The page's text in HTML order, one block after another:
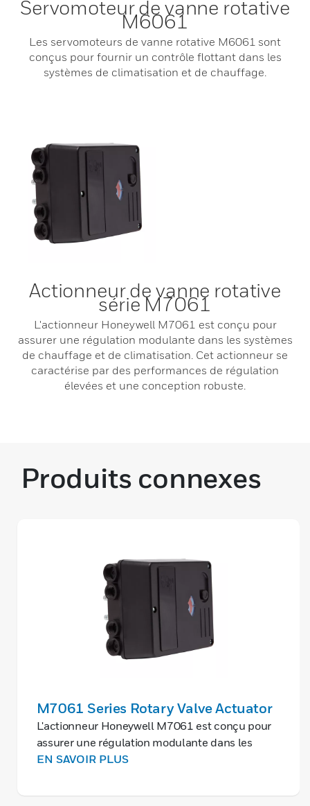
Servomoteur de vanne rotative
M6061
Les servomoteurs de vanne rotative M6061 sont
conçus pour fournir un contrôle flottant dans les
systèmes de climatisation et de chauffage.
Actionneur de vanne rotative
série M7061
L'actionneur Honeywell M7061 est conçu pour
assurer une régulation modulante dans les systèmes
de chauffage et de climatisation. Cet actionneur se
caractérise par des performances de régulation
élevées et une conception robuste.
Produits connexes
M7061 Series Rotary Valve Actuator
L'actionneur Honeywell M7061 est conçu pour
assurer une régulation modulante dans les
systèmes de chauffage et de climatisation. Cet
de régulation élevées et une conception
EN SAVOIR PLUS